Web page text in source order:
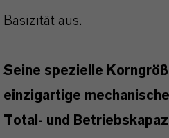
Basizität aus.
Seine spezielle
einzigartige
Total- und